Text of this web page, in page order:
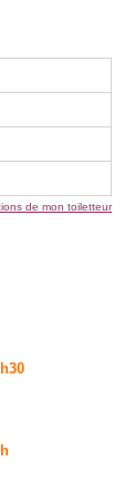
de mon toiletteur